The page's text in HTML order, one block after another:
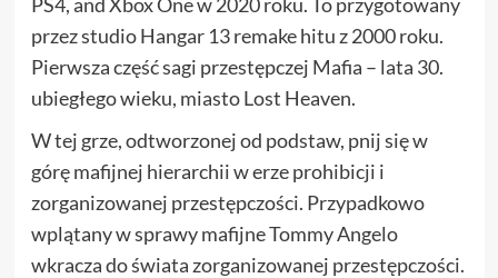
przez studio Hangar 13 remake hitu z 2000 roku.
Pierwsza część sagi przestępczej Mafia – lata 30.
ubiegłego wieku, miasto Lost Heaven.
W tej grze, odtworzonej od podstaw, pnij się w
górę mafijnej hierarchii w erze prohibicji i
zorganizowanej przestępczości. Przypadkowo
wplątany w sprawy mafijne Tommy Angelo
wkracza do świata zorganizowanej przestępczości.